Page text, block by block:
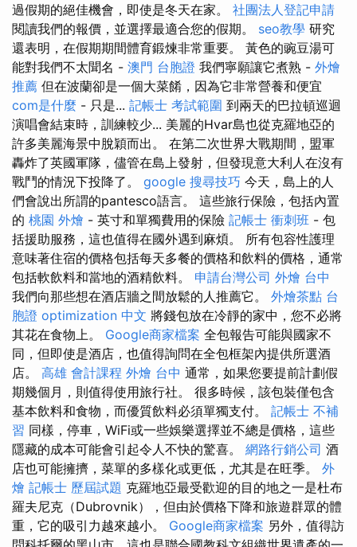
過假期的絕佳機會，即使是冬天在家。 社團法人登記申請
閱讀我們的報價，並選擇最適合您的假期。 seo教學 研究
還表明，在假期期間體育鍛煉非常重要。 黃色的豌豆湯可
能對我們不太聞名 - 澳門 台胞證 我們寧願讓它煮熟 - 外燴
推薦 但在波蘭卻是一個大菜餚，因為它非常營養和便宜
com是什麼 - 只是... 記帳士 考試範圍 到兩天的巴拉頓巡迴
演唱會結束時，訓練較少... 美麗的Hvar島也從克羅地亞的
許多美麗海景中脫穎而出。 在第二次世界大戰期間，盟軍
轟炸了英國軍隊，儘管在島上發射，但發現意大利人在沒有
戰鬥的情況下投降了。 google 搜尋技巧 今天，島上的人
們會說出所謂的pantesco語言。 這些旅行保險，包括內置
的 桃園 外燴 - 英寸和單獨費用的保險 記帳士 衝刺班 - 包
括援助服務，這也值得在國外遇到麻煩。 所有包容性護理
意味著住宿的價格包括每天多餐的價格和飲料的價格，通常
包括軟飲料和當地的酒精飲料。 申請台灣公司 外燴 台中
我們向那些想在酒店牆之間放鬆的人推薦它。 外燴茶點 台
胞證 optimization 中文 將錢包放在冷靜的家中，您不必將
其花在食物上。 Google商家檔案 全包報告可能與國家不
同，但即使是酒店，也值得詢問在全包框架內提供所選酒
店。 高雄 會計課程 外燴 台中 通常，如果您要提前計劃假
期幾個月，則值得使用旅行社。 很多時候，該包裝僅包含
基本飲料和食物，而優質飲料必須單獨支付。 記帳士 不補
習 同樣，停車，WiFi或一些娛樂選擇並不總是價格，這些
隱藏的成本可能會引起令人不快的驚喜。 網路行銷公司 酒
店也可能擁擠，菜單的多樣化或更低，尤其是在旺季。 外
燴 記帳士 歷屆試題 克羅地亞最受歡迎的目的地之一是杜布
羅夫尼克（Dubrovnik），但由於價格下降和旅遊群眾的體
重，它的吸引力越來越小。 Google商家檔案 另外，值得訪